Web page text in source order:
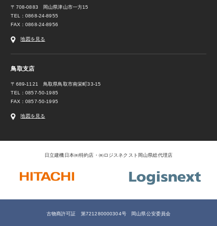
〒708-0883 岡山県津山市一方15
TEL：0868-24-8955
FAX：0868-24-8956
地図を見る
鳥取支店
〒689-1121 鳥取県鳥取市南栄町33-15
TEL：0857-50-1985
FAX：0857-50-1995
地図を見る
日立建機日本㈱特約店・㈱ロジスネクスト岡山県総代理店
古物商許可証 第721280000304号 岡山県公安委員会